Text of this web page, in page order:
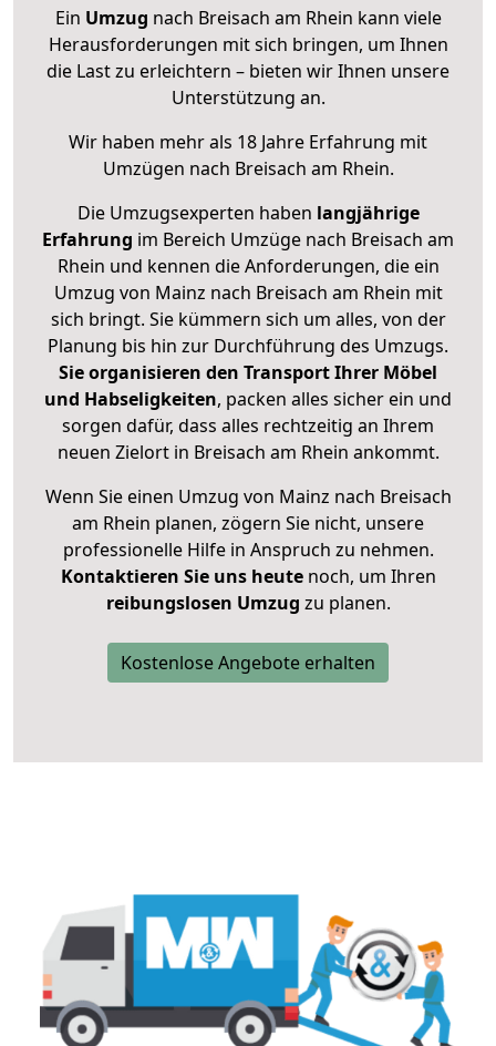
Ein Umzug nach Breisach am Rhein kann viele
Herausforderungen mit sich bringen, um Ihnen
die Last zu erleichtern – bieten wir Ihnen unsere
Unterstützung an.
Wir haben mehr als 18 Jahre Erfahrung mit
Umzügen nach Breisach am Rhein.
Die Umzugsexperten haben langjährige
Erfahrung im Bereich Umzüge nach Breisach am
Rhein und kennen die Anforderungen, die ein
Umzug von Mainz nach Breisach am Rhein mit
sich bringt. Sie kümmern sich um alles, von der
Planung bis hin zur Durchführung des Umzugs.
Sie organisieren den Transport Ihrer Möbel
und Habseligkeiten, packen alles sicher ein und
sorgen dafür, dass alles rechtzeitig an Ihrem
neuen Zielort in Breisach am Rhein ankommt.
Wenn Sie einen Umzug von Mainz nach Breisach
am Rhein planen, zögern Sie nicht, unsere
professionelle Hilfe in Anspruch zu nehmen.
Kontaktieren Sie uns heutenoch, um Ihren
reibungslosen Umzug zu planen.
Kostenlose Angebote erhalten